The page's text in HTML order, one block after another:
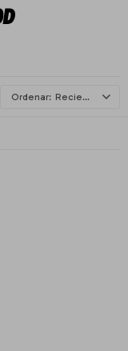
Recientes